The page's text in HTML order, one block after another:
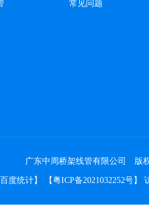
常见问题
广东中周桥架线管有限公司 版
百度统计】 【粤ICP备2021032252号】